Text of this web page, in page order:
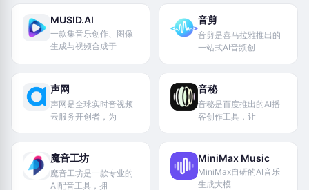
MUSID.AI
一款集音乐创作、图像
生成与视频合成于
音剪
音剪是喜马拉雅推出的
一站式AI音频创
声网
声网是全球实时音视频
云服务开创者，为
音秘
音秘是百度推出的AI播
客创作工具，让
魔音工坊
魔音工坊是一款专业的
AI配音工具，拥
MiniMax Music
MiniMax自研的AI音乐
生成大模